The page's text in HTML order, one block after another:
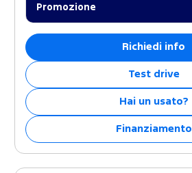
Promozione
Richiedi info
Test drive
Hai un usato?
Finanziamento